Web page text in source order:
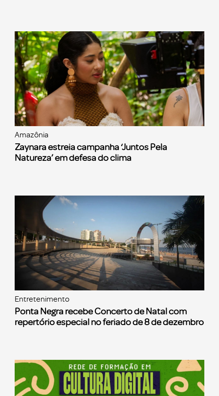
Amazônia
Zaynara estreia campanha ‘Juntos Pela
Natureza’ em defesa do clima
Entretenimento
Ponta Negra recebe Concerto de Natal com
repertório especial no feriado de 8 de dezembro